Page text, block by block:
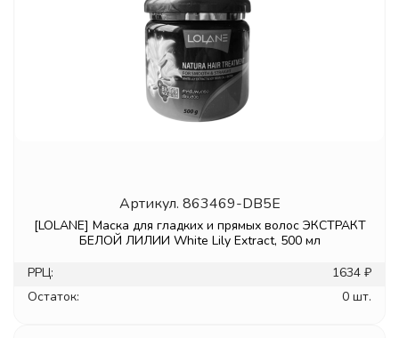
Артикул. 863469-DB5E
[LOLANE] Маска для гладких и прямых волос ЭКСТРАКТ
БЕЛОЙ ЛИЛИИ White Lily Extract, 500 мл
РРЦ:
1634 ₽
Остаток:
0 шт.